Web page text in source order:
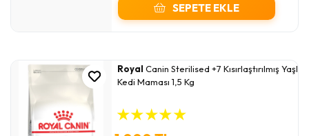
SEPETE EKLE
Royal Canin Sterilised +7 Kısırlaştırılmış Yaşlı
Kedi Maması 1,5 Kg
★★★★★